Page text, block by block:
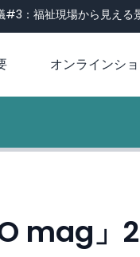
#3：福祉現場から見え
オンラインシ
mag」